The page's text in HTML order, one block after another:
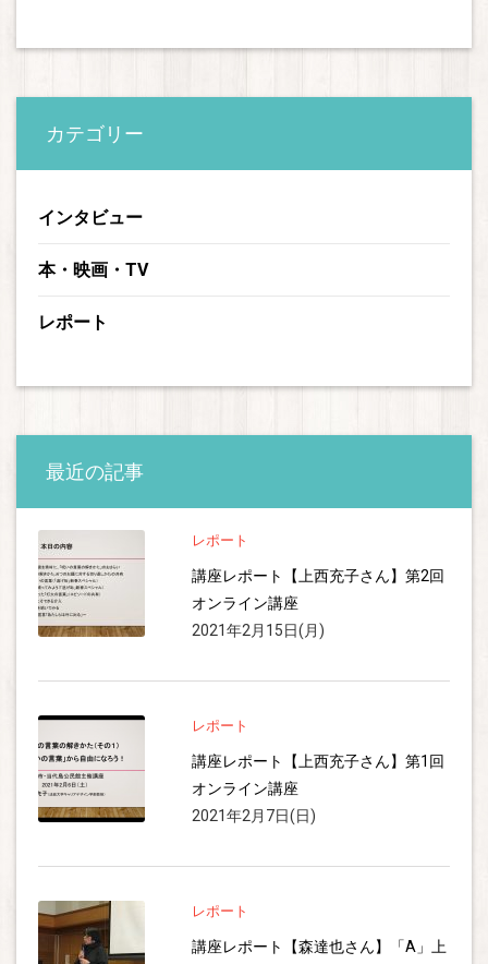
カテゴリー
インタビュー
本・映画・TV
レポート
最近の記事
レポート
講座レポート【上西充子さん】第2回
オンライン講座
2021年2月15日(月)
レポート
講座レポート【上西充子さん】第1回
オンライン講座
2021年2月7日(日)
レポート
講座レポート【森達也さん】「A」上